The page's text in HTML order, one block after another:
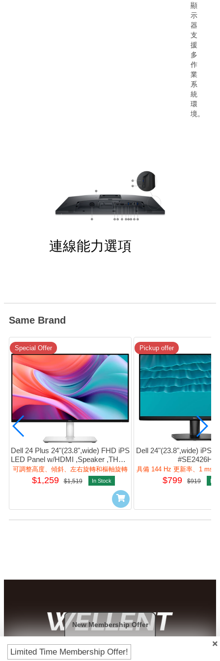
顯
示
器
支
援
多
作
業
系
統
環
境。
連線能力選項
Same Brand
Special Offer
Dell 24 Plus 24"(23.8",wide) FHD iPS
LED Panel w/HDMI ,Speaker ,THSP
(Ash White) #s2425HsM
可調整高度、傾斜、左右旋轉和樞軸旋轉
$1,259 $1,519 In Stock
Pickup offer
Dell 24"(23.8",wide) iPS
#SE2426H
具備 144 Hz 更新率、1 ms
$799 $919 In
Payment Methods
Limited Time Membership Offer!
New Membership Offer